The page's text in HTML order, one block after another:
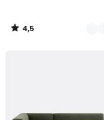
4,5
/